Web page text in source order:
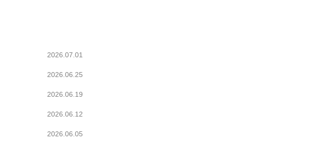
2026.07.01
2026.06.25
2026.06.19
2026.06.12
2026.06.05